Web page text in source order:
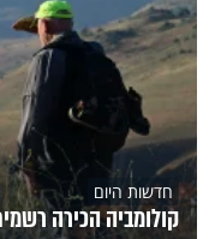
חדשות היום
קולומביה הכירה